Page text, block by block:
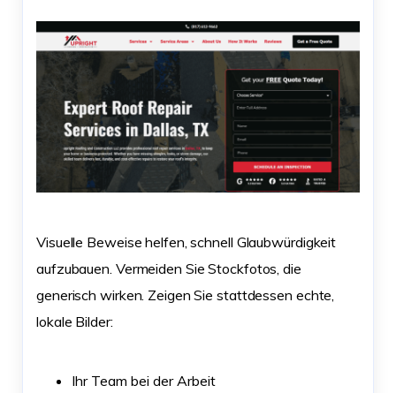
Visuelle Beweise helfen, schnell Glaubwürdigkeit
aufzubauen. Vermeiden Sie Stockfotos, die
generisch wirken. Zeigen Sie stattdessen echte,
lokale Bilder:
Ihr Team bei der Arbeit